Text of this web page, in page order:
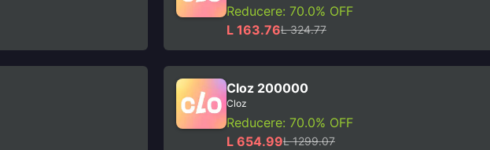
Reducere: 70.0% OFF
L 163.76L 324.77
Cloz 200000
Cloz
Reducere: 70.0% OFF
L 654.99L 1299.07